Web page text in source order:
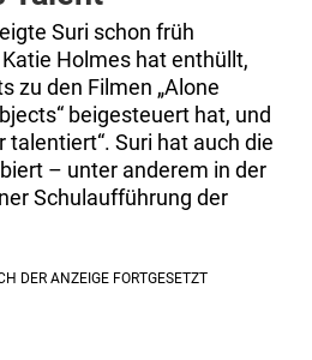
Suri schon früh
Holmes hat enthüllt,
zu den Filmen „Alone
beigesteuert hat, und
talentiert“. Suri hat auch die
– unter anderem in der
Schulaufführung der